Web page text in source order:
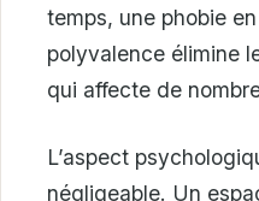
temps, une phobie
polyvalence élimine
qui affecte de
L’aspect
négligeable. Un